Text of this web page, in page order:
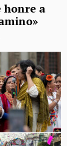
honre a